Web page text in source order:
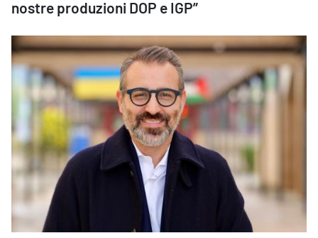
nostre produzioni DOP e IGP”